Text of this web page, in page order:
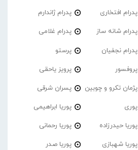
پدرام افتخاری پدرام ژاندارم
پدرام شانه ساز پدرام غلامی
پدرام نجفیان پرستو
پروفسور پرویز یاحقی
پژمان تکرو و چوبین پسران شرقی
پوری پوریا ابراهیمی
پوریا حیدرزاده پوریا رحمانی
پوریا شهبازی پوریا صدر